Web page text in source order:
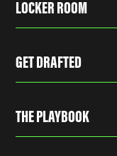
LOCKER ROOM
GET DRAFTED
THE PLAYBOOK